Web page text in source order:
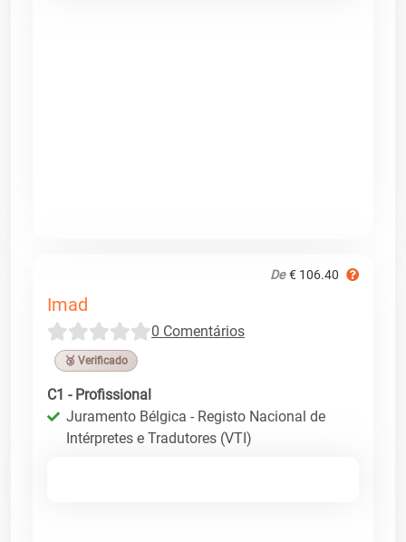
De € 106.40
Imad
0 Comentários
🥉 Verificado
C1 - Profissional
Juramento Bélgica - Registo Nacional de
Intérpretes e Tradutores (VTI)